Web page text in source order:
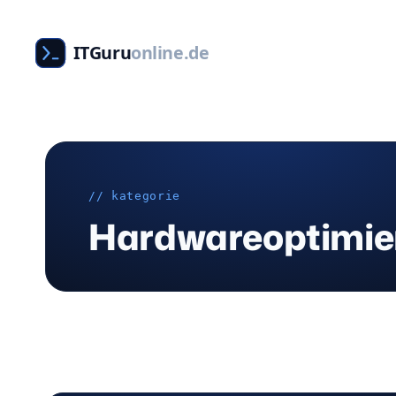
Inhalt
springen
ITGuruonline.de
// kategorie